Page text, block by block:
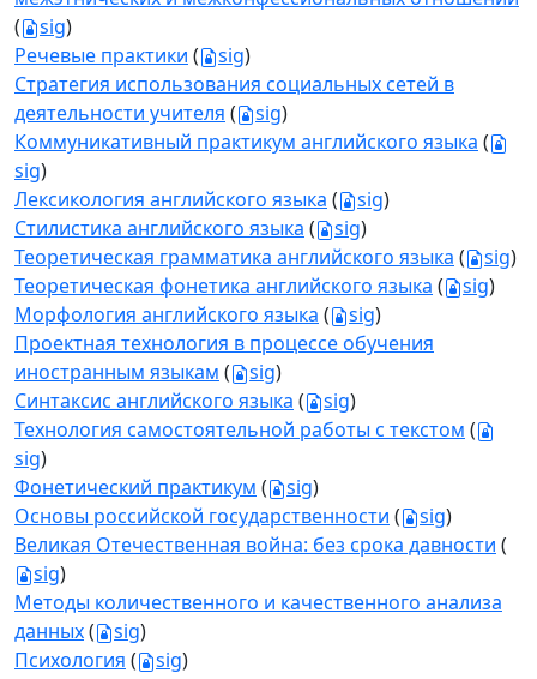
(
sig)
Речевые практики ( sig)
Стратегия использования социальных сетей в
деятельности учителя ( sig)
Коммуникативный практикум английского языка (
sig)
Лексикология английского языка ( sig)
Стилистика английского языка ( sig)
Теоретическая грамматика английского языка ( sig)
Теоретическая фонетика английского языка ( sig)
Морфология английского языка ( sig)
Проектная технология в процессе обучения
иностранным языкам ( sig)
Синтаксис английского языка ( sig)
Технология самостоятельной работы с текстом (
sig)
Фонетический практикум ( sig)
Основы российской государственности ( sig)
Великая Отечественная война: без срока давности (
sig)
Методы количественного и качественного анализа
данных( sig)
Психология ( sig)